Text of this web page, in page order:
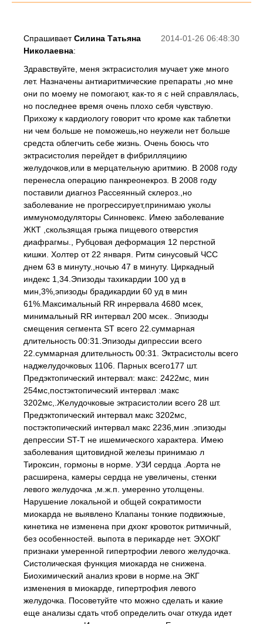
2014-01-26 06:48:30
СпрашиваетСилина Татьяна
Николаевна:
Здравствуйте, меня эктрасистолия мучает уже много
лет. Назначены антиаритмические препараты ,но мне
они по моему не помогают, как-то я с ней справлялась,
но последнее время очень плохо себя чувствую.
Прихожу к кардиологу говорит что кроме как таблетки
ни чем больше не поможешь,но неужели нет больше
средста облегчить себе жизнь. Очень боюсь что
эктрасистолия перейдет в фибрилляциию
желудочков,или в мерцательную аритмию. В 2008 году
перенесла операцию панкреонекроз. В 2008 году
поставили диагноз Рассеянный склероз.,но
заболевание не прогрессирует,принимаю уколы
иммуномодуляторы Синновекс. Имею заболевание
ЖКТ ,скользящая грыжа пищевого отверстия
диафрагмы., Рубцовая деформация 12 перстной
кишки. Холтер от 22 января. Ритм синусовый ЧСС
днем 63 в минуту.,ночью 47 в минуту. Циркадный
индекс 1,34.Эпизоды тахикардии 100 уд в
мин,3%,эпизоды брадикардии 60 уд в мин
61%.Максимальный RR инрервала 4680 мсек,
минимальный RR интервал 200 мсек.. Эпизоды
смещения сегмента ST всего 22.суммарная
длительность 00:31.Эпизоды дипрессии всего
22.суммарная длительность 00:31. Эктрасистолы всего
наджелудочковых 1106. Парных всего177 шт.
Предэктопический интервал: макс: 2422мс, мин
254мс,постэктопический интервал :макс
3202мс,.Желудочковые эктрасистолии всего 28 шт.
Предэктопический интервал макс 3202мс,
постэктопический интервал макс 2236,мин .эпизоды
депрессии ST-T не ишемического характера. Имею
заболевания щитовидной железы принимаю л
Тироксин, гормоны в норме. УЗИ сердца .Аорта не
расширена, камеры сердца не увеличены, стенки
левого желудочка ,м.ж.п. умеренно утолщены.
Нарушение локальной и общей сократимости
миокарда не выявлено Клапаны тонкие подвижные,
кинетика не изменена при дхокг кровоток ритмичный,
без особенностей. выпота в перикарде нет. ЭХОКГ
признаки умеренной гипертрофии левого желудочка.
Систолическая функция миокарда не снижена.
Биохимический анализ крови в норме.на ЭКГ
изменения в миокарде, гипертрофия левого
желудочка. Посоветуйте что можно сделать и какие
еще анализы сдать чтоб определить очаг откуда идет